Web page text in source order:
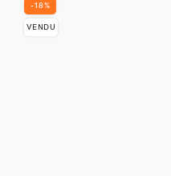
-18%
VENDU